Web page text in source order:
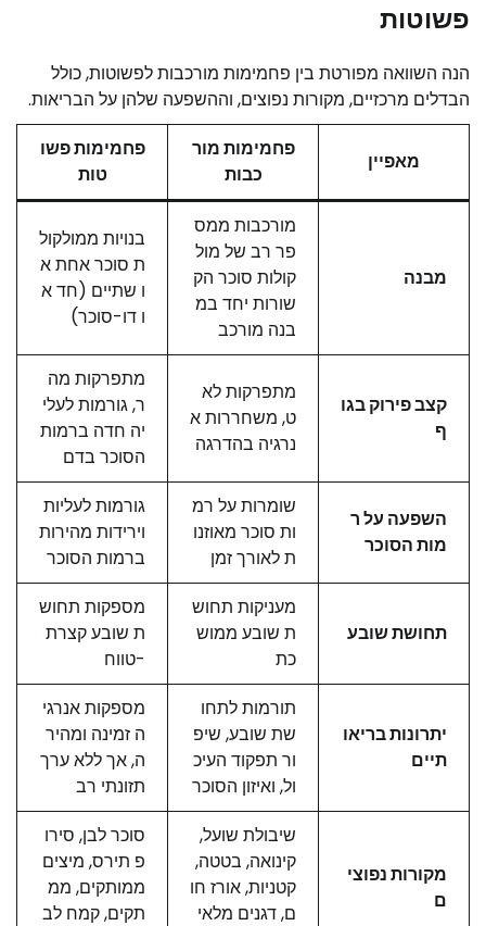
פשוטות
הנה השוואה מפורטת בין פחמימות מורכבות לפשוטות, כולל
הבדלים מרכזיים, מקורות נפוצים, וההשפעה שלהן על הבריאות.
מאפיין
פחמימות מור
כבות
פחמימות פשו
טות
מבנה
מורכבות ממס
פר רב של מול
קולות סוכר הק
שורות יחד במ
בנה מורכב
בנויות ממולקול
ת סוכר אחת א
ו שתיים (חד א
ו דו-סוכר)
קצב פירוק בגו
ף
מתפרקות לא
ט, משחררות א
נרגיה בהדרגה
מתפרקות מה
ר, גורמות לעלי
יה חדה ברמות
הסוכר בדם
השפעה על ר
מות הסוכר
שומרות על רמ
ות סוכר מאוזנו
ת לאורך זמן
גורמות לעליות
וירידות מהירות
ברמות הסוכר
תחושת שובע
מעניקות תחוש
ת שובע ממוש
כת
מספקות תחוש
ת שובע קצרת
-טווח
יתרונות בריאו
תיים
תורמות לתחו
שת שובע, שיפ
ור תפקוד העיכ
ול, ואיזון הסוכר
מספקות אנרגי
ה זמינה ומהיר
ה, אך ללא ערך
תזונתי רב
מקורות נפוצי
ם
שיבולת שועל,
קינואה, בטטה,
קטניות, אורז חו
ם, דגנים מלאי
סוכר לבן, סירו
פ תירס, מיצים
ממותקים, ממ
תקים, קמח לב